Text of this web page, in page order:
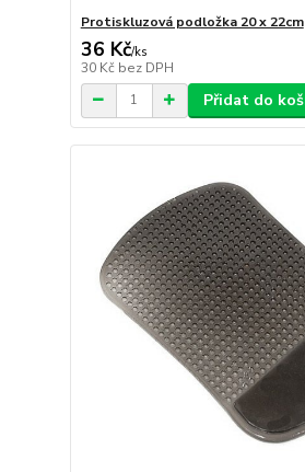
Protiskluzová podložka 20 x 22cm
36 Kč/ks
30 Kč bez DPH
Přidat do